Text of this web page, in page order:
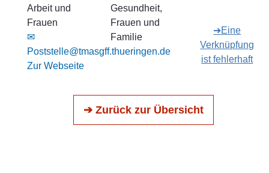
Arbeit und
Frauen
✉
Poststelle@tmasgff.thueringen.de
Zur Webseite
Gesundheit,
Frauen und
Familie
➔Eine
Verknüpfung
ist fehlerhaft
➔ Zurück zur Übersicht